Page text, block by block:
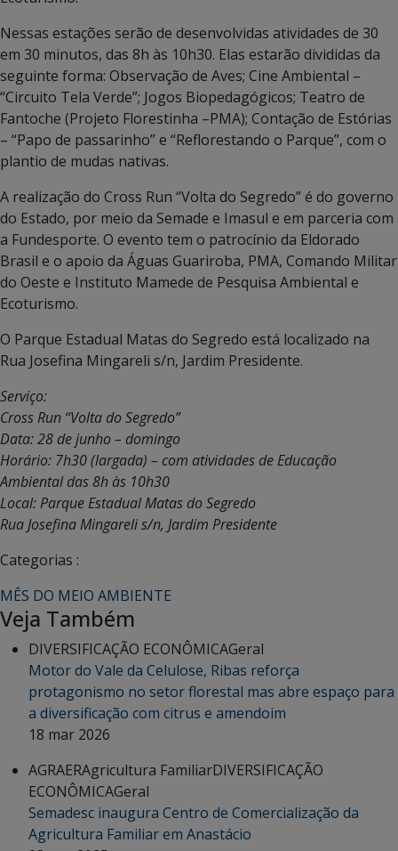
Nessas estações serão de desenvolvidas atividades de 30
em 30 minutos, das 8h às 10h30. Elas estarão divididas da
seguinte forma: Observação de Aves; Cine Ambiental –
“Circuito Tela Verde”; Jogos Biopedagógicos; Teatro de
Fantoche (Projeto Florestinha –PMA); Contação de Estórias
– “Papo de passarinho” e “Reflorestando o Parque”, com o
plantio de mudas nativas.
A realização do Cross Run “Volta do Segredo” é do governo
do Estado, por meio da Semade e Imasul e em parceria com
a Fundesporte. O evento tem o patrocínio da Eldorado
Brasil e o apoio da Águas Guariroba, PMA, Comando Militar
do Oeste e Instituto Mamede de Pesquisa Ambiental e
Ecoturismo.
O Parque Estadual Matas do Segredo está localizado na
Rua Josefina Mingareli s/n, Jardim Presidente.
Serviço:
Cross Run “Volta do Segredo”
Data: 28 de junho – domingo
Horário: 7h30 (largada) – com atividades de Educação
Ambiental das 8h às 10h30
Local: Parque Estadual Matas do Segredo
Rua Josefina Mingareli s/n, Jardim Presidente
Categorias :
MÊS DO MEIO AMBIENTE
Veja Também
DIVERSIFICAÇÃO ECONÔMICAGeral
Motor do Vale da Celulose, Ribas reforça
protagonismo no setor florestal mas abre espaço para
a diversificação com citrus e amendoim
18 mar 2026
AGRAERAgricultura FamiliarDIVERSIFICAÇÃO
ECONÔMICAGeral
Semadesc inaugura Centro de Comercialização da
Agricultura Familiar em Anastácio